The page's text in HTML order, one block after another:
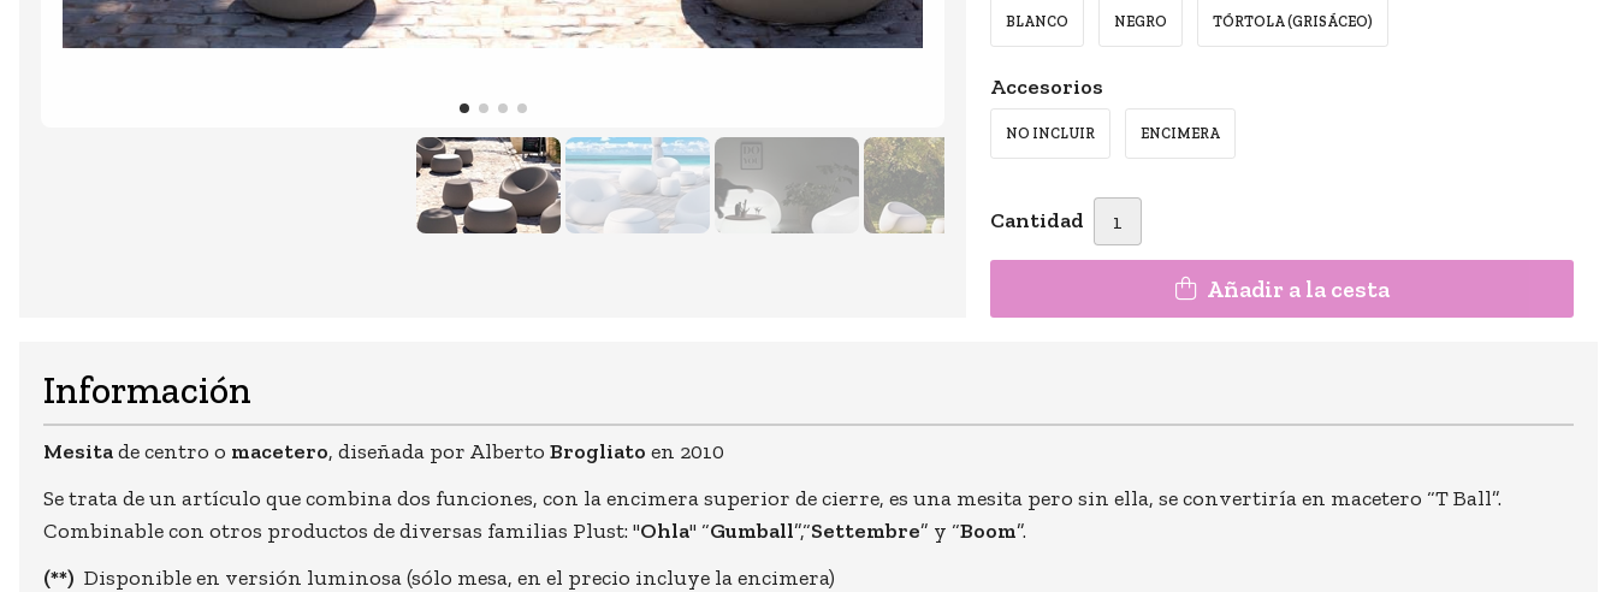
BLANCO NEGRO TÓRTOLA (GRISÁCEO)
Accesorios
NO INCLUIR ENCIMERA
Cantidad
Añadir a la cesta
Información
Mesitade centro o macetero, diseñada por Alberto Brogliato en 2010
Se trata de un artículo que combina dos funciones, con la encimera superior de cierre, es una mesita pero sin ella, se convertiría en macetero “T Ball”.
Combinable con otros productos de diversas familias Plust: "Ohla" “Gumball”,“Settembre” y “Boom”.
(**) Disponible en versión luminosa (sólo mesa, en el precio incluye la encimera)